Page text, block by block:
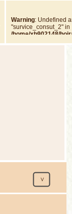
Warning: Undefined
"survice_consut_2" in
/home/xb902148/